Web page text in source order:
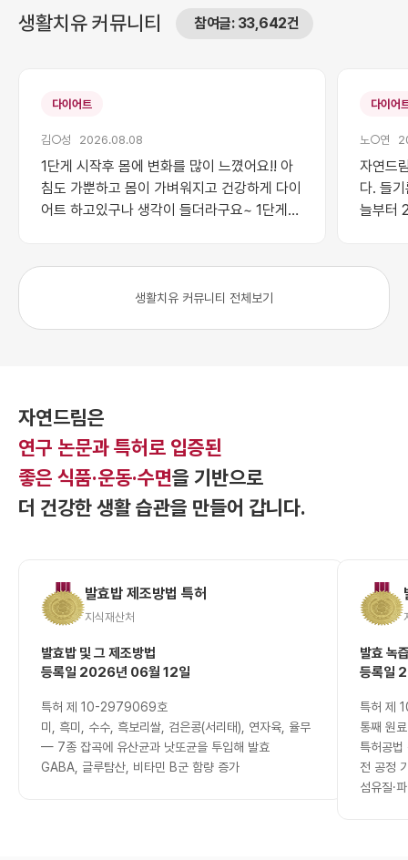
생활치유 커뮤니티 참여글: 33,642건
다이어트
김○성 2026.08.08
1단게 시작후 몸에 변화를 많이 느꼈어요!! 아
침도 가뿐하고 몸이 가벼워지고 건강하게 다이
어트 하고있구나 생각이 들더라구요~ 1단게
다이어
노○연
자연드
다. 들
늘부터
생활치유 커뮤니티 전체보기
자연드림은
연구 논문과 특허로 입증된
좋은 식품·운동·수면을 기반으로
더 건강한 생활 습관을 만들어 갑니다.
발효밥 제조방법 특허
지식재산처
발효밥 및 그 제조방법
등록일 2026년 06월 12일
특허 제 10-2979069호
미, 흑미, 수수, 흑보리쌀, 검은콩(서리태), 연자육, 율무
— 7종 잡곡에 유산균과 낫또균을 투입해 발효
GABA, 글루탐산, 비타민 B군 함량 증가
발효 녹
등록일
특허 제
통째 원
특허공법
전 공정
섬유질·